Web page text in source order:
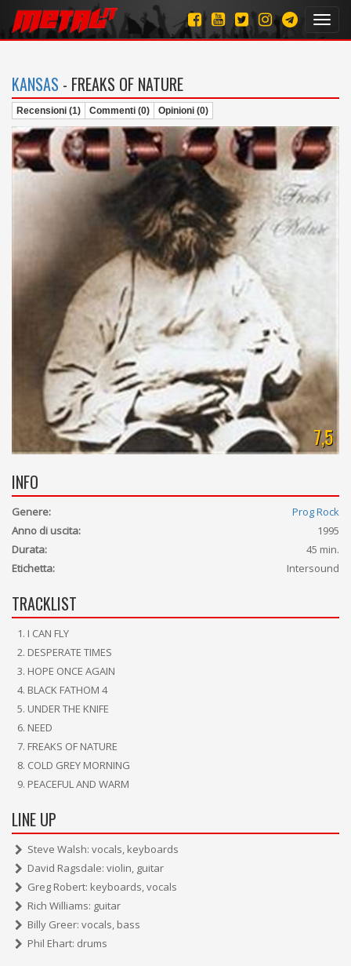
KANSAS - FREAKS OF NATURE
Recensioni (1) Commenti (0) Opinioni (0)
7,5
INFO
Genere:
Prog Rock
Anno di uscita:
1995
Durata:
45 min.
Etichetta:
Intersound
TRACKLIST
I CAN FLY
DESPERATE TIMES
HOPE ONCE AGAIN
BLACK FATHOM 4
UNDER THE KNIFE
NEED
FREAKS OF NATURE
COLD GREY MORNING
PEACEFUL AND WARM
LINE UP
Steve Walsh: vocals, keyboards
David Ragsdale: violin, guitar
Greg Robert: keyboards, vocals
Rich Williams: guitar
Billy Greer: vocals, bass
Phil Ehart: drums